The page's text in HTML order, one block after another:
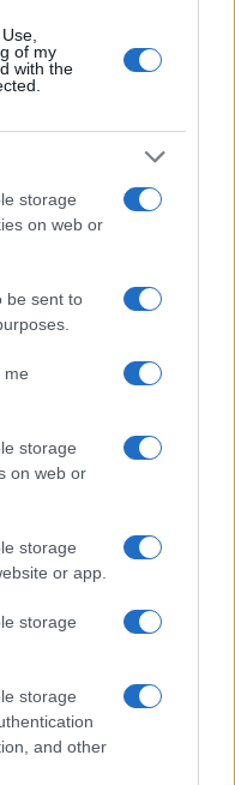
of my
with the
storage
on web or
be sent to
me
storage
on web or
storage
or app.
storage
storage
and other
με τις
(ΓΕ.Λ. και
χρόνος και τόπος
και τα απαι-
και η